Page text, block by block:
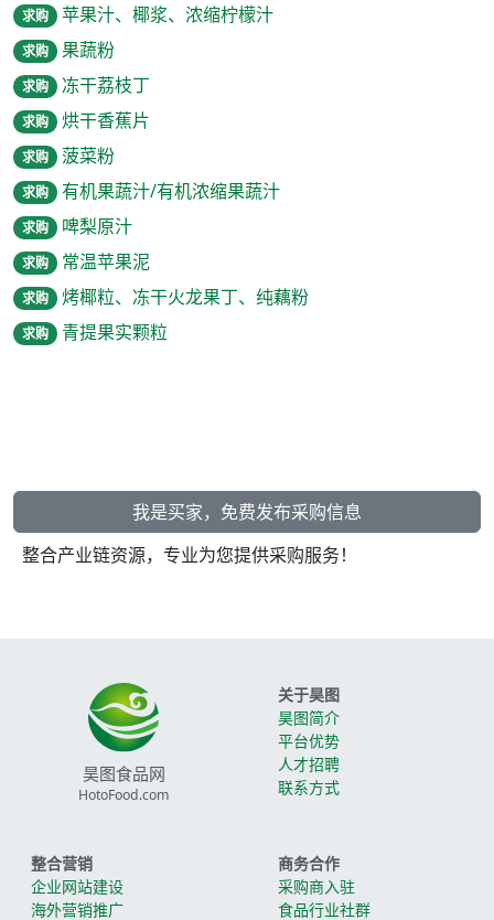
求购 苹果汁、椰浆、浓缩柠檬汁
求购 果蔬粉
求购 冻干荔枝丁
求购 烘干香蕉片
求购 菠菜粉
求购 有机果蔬汁/有机浓缩果蔬汁
求购 啤梨原汁
求购 常温苹果泥
求购 烤椰粒、冻干火龙果丁、纯藕粉
求购 青提果实颗粒
我是买家，免费发布采购信息
整合产业链资源，专业为您提供采购服务！
昊图食品网
HotoFood.com
关于昊图
昊图简介
平台优势
人才招聘
联系方式
整合营销
企业网站建设
海外营销推广
商务合作
采购商入驻
食品行业社群